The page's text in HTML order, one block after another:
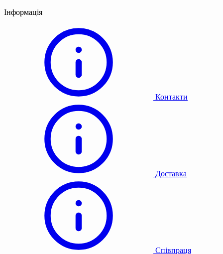
Інформація
Контакти
Доставка
Співпраця